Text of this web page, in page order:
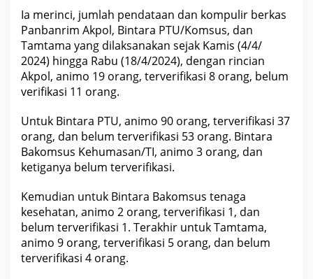
k
a
n
a
k
a
n
V
r
f
a
i
.
Ia merinci, jumlah pendataan dan kompulir berkas
Panbanrim Akpol, Bintara PTU/Komsus, dan
Tamtama yang dilaksanakan sejak Kamis (4/4/
2024) hingga Rabu (18/4/2024), dengan rincian
Akpol, animo 19 orang, terverifikasi 8 orang, belum
verifikasi 11 orang.
Untuk Bintara PTU, animo 90 orang, terverifikasi 37
orang, dan belum terverifikasi 53 orang. Bintara
Bakomsus Kehumasan/TI, animo 3 orang, dan
ketiganya belum terverifikasi.
Kemudian untuk Bintara Bakomsus tenaga
kesehatan, animo 2 orang, terverifikasi 1, dan
belum terverifikasi 1. Terakhir untuk Tamtama,
animo 9 orang, terverifikasi 5 orang, dan belum
terverifikasi 4 orang.